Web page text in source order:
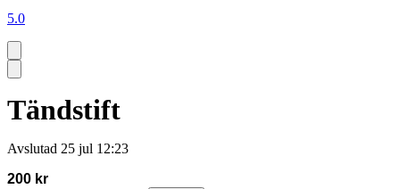
5.0
Tändstift
Avslutad 25 jul 12:23
200 kr